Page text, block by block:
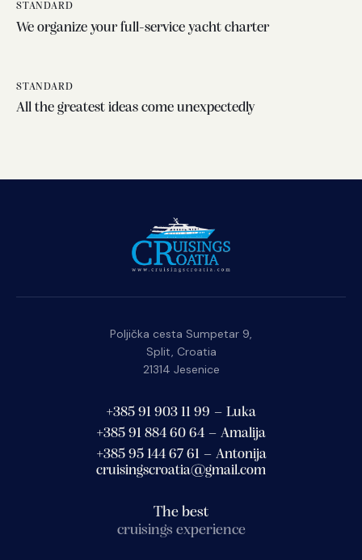
STANDARD
We organize your full-service yacht charter
STANDARD
All the greatest ideas come unexpectedly
Poljička cesta Sumpetar 9,
Split, Croatia
21314 Jesenice
+385 91 903 11 99 – Luka
+385 91 884 60 64 – Amalija
+385 95 144 67 61 – Antonija
cruisingscroatia@gmail.com
The best
cruisings experience